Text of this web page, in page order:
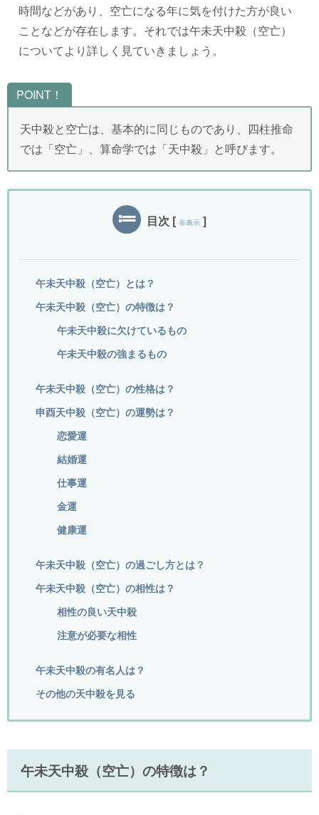
時間などがあり、空亡になる年に気を付けた方が良い
ことなどが存在します。それでは午未天中殺（空亡）
についてより詳しく見ていきましょう。
POINT！
天中殺と空亡は、基本的に同じものであり、四柱推命
では「空亡」、算命学では「天中殺」と呼びます。
目次 [ 非表示 ]
午未天中殺（空亡）とは？
午未天中殺（空亡）の特徴は？
午未天中殺に欠けているもの
午未天中殺の強まるもの
午未天中殺（空亡）の性格は？
申酉天中殺（空亡）の運勢は？
恋愛運
結婚運
仕事運
金運
健康運
午未天中殺（空亡）の過ごし方とは？
午未天中殺（空亡）の相性は？
相性の良い天中殺
注意が必要な相性
午未天中殺の有名人は？
その他の天中殺を見る
午未天中殺（空亡）の特徴は？